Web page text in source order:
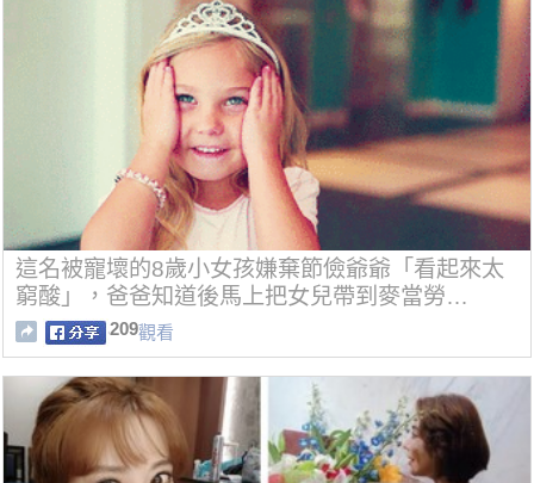
這名被寵壞的8歲小女孩嫌棄節儉爺爺「看起來太
窮酸」，爸爸知道後馬上把女兒帶到麥當勞…
209觀看